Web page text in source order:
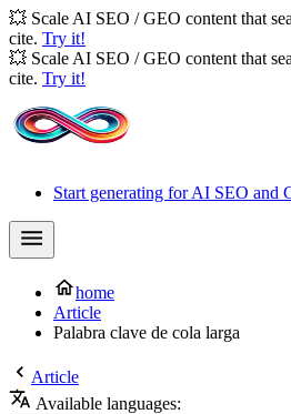
💥 Scale AI SEO / GEO content that
cite. Try it!
💥 Scale AI SEO / GEO content that
cite. Try it!
Start generating for AI SEO and
home
Article
Palabra clave de cola larga
Article
Available languages: